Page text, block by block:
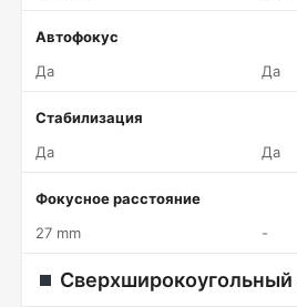
Автофокус
Да
Да
Стабилизация
Да
Да
Фокусное расстояние
27 mm
-
Сверхширокоугольный